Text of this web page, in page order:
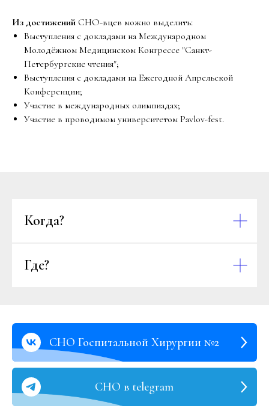
Из достижений СНО-вцев можно выделить:
Выступления с докладами на Международном
Молодёжном Медицинском Конгрессе "Санкт-
Петербургские чтения";
Выступления с докладами на Ежегодной Апрельской
Конференции;
Участие в международных олимпиадах;
Участие в проводимом университетом Pavlov-fest.
Когда?
Где?
СНО Госпитальной Хирургии №2
СНО в telegram